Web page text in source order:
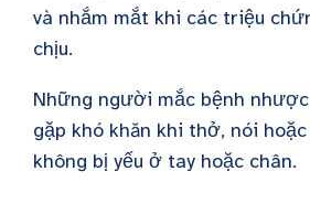
và nhắm mắt khi các triệu
chịu.
Những người mắc bệnh
gặp khó khăn khi thở, nói
không bị yếu ở tay hoặc chân.